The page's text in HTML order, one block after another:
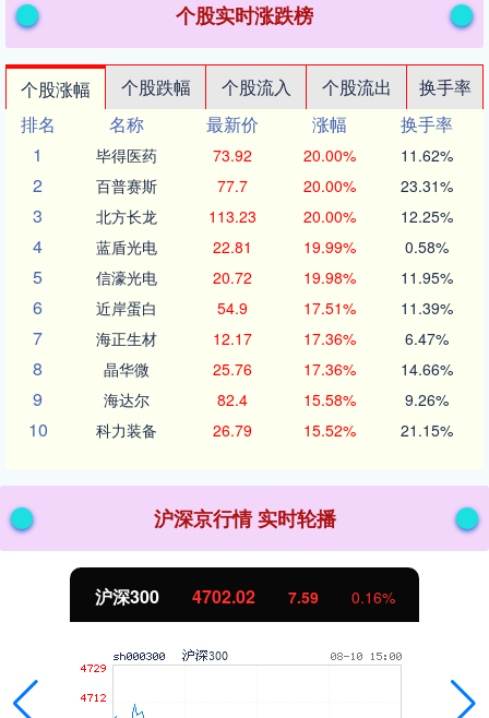
个股实时涨跌榜
个股涨幅 个股跌幅 个股流入 个股流出
换手率
排名
名称 最新价 涨幅
换手率
1
毕得医药 73.92 20.00% 11.62%
2 百普赛斯 77.7 20.00% 23.31%
3 北方长龙 113.23 20.00% 12.25%
4 蓝盾光电 22.81 19.99% 0.58%
5 信濠光电 20.72 19.98% 11.95%
6 近岸蛋白 54.9 17.51% 11.39%
7 海正生材 12.17 17.36% 6.47%
8 晶华微 25.76 17.36% 14.66%
9 海达尔 82.4 15.58% 9.26%
10 科力装备 26.79 15.52% 21.15%
沪深京行情 实时轮播
沪深300 4702.02 7.59 0.16%